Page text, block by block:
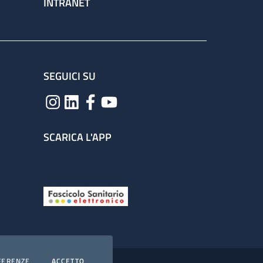
COOKIES I COOKIES
SEGUICI SU
SCARICA L'APP